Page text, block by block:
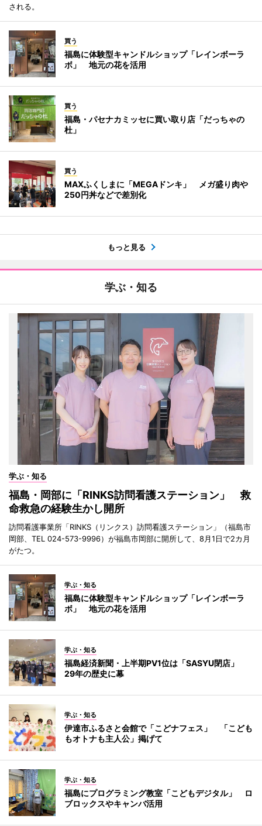
される。
買う
福島に体験型キャンドルショップ「レインボーラ
ボ」 地元の花を活用
買う
福島・パセナカミッセに買い取り店「だっちゃの
杜」
買う
MAXふくしまに「MEGAドンキ」 メガ盛り肉や
250円丼などで差別化
もっと見る
学ぶ・知る
学ぶ・知る
福島・岡部に「RINKS訪問看護ステーション」 救
命救急の経験生かし開所
訪問看護事業所「RINKS（リンクス）訪問看護ステーション」（福島市
岡部、TEL 024-573-9996）が福島市岡部に開所して、8月1日で2カ月
がたつ。
学ぶ・知る
福島に体験型キャンドルショップ「レインボーラ
ボ」 地元の花を活用
学ぶ・知る
福島経済新聞・上半期PV1位は「SASYU閉店」
29年の歴史に幕
学ぶ・知る
伊達市ふるさと会館で「こどナフェス」 「こども
もオトナも主人公」掲げて
学ぶ・知る
福島にプログラミング教室「こどもデジタル」 ロ
ブロックスやキャンバ活用